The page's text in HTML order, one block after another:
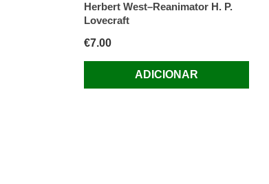
Herbert West–Reanimator H. P.
Lovecraft
€7.00
ADICIONAR